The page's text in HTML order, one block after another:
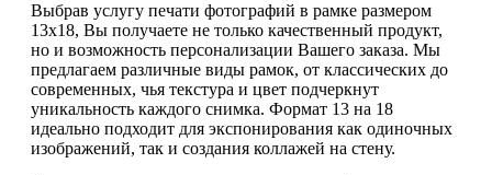
Выбрав услугу печати фотографий в рамке размером
13х18, Вы получаете не только качественный продукт,
но и возможность персонализации Вашего заказа. Мы
предлагаем различные виды рамок, от классических до
современных, чья текстура и цвет подчеркнут
уникальность каждого снимка. Формат 13 на 18
идеально подходит для экспонирования как одиночных
изображений, так и создания коллажей на стену.